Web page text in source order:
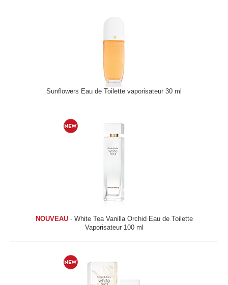
Sunflowers Eau de Toilette vaporisateur 30 ml
NOUVEAU- White Tea Vanilla Orchid Eau de Toilette
Vaporisateur 100 ml